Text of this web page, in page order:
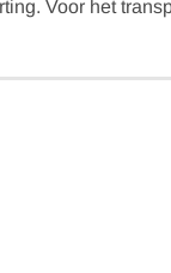
Voor het